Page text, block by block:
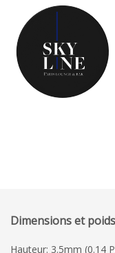
Dimensions et poids
Hauteur: 3.5mm (0.14